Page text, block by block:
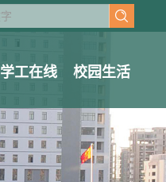
学工在线 校园生活